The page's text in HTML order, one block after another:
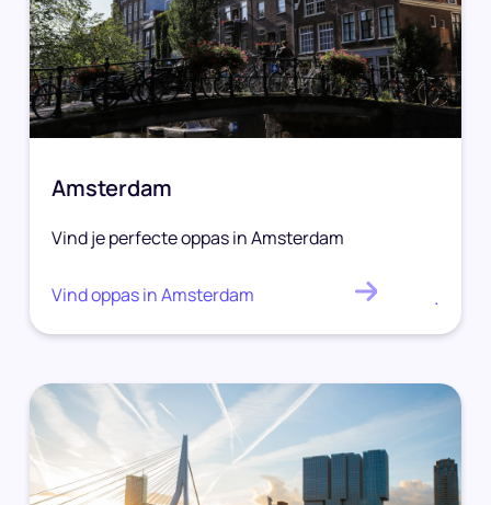
Amsterdam
Vind je perfecte oppas in Amsterdam
Vind oppas in Amsterdam .